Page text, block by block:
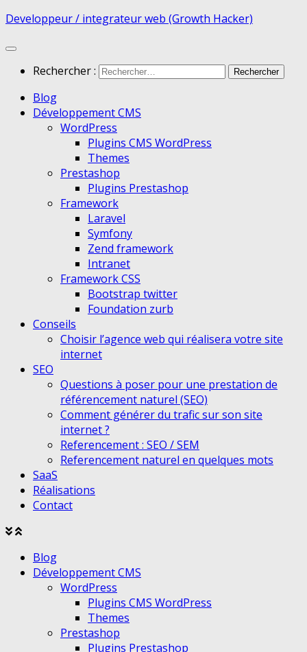
Developpeur / integrateur web (Growth Hacker)
Rechercher :
Blog
Développement CMS
WordPress
Plugins CMS WordPress
Themes
Prestashop
Plugins Prestashop
Framework
Laravel
Symfony
Zend framework
Intranet
Framework CSS
Bootstrap twitter
Foundation zurb
Conseils
Choisir l’agence web qui réalisera votre site
internet
SEO
Questions à poser pour une prestation de
référencement naturel (SEO)
Comment générer du trafic sur son site
internet ?
Referencement : SEO / SEM
Referencement naturel en quelques mots
SaaS
Réalisations
Contact
Agrandir
menu
Réduire
menu
Blog
Développement CMS
WordPress
Plugins CMS WordPress
Themes
Prestashop
Plugins Prestashop